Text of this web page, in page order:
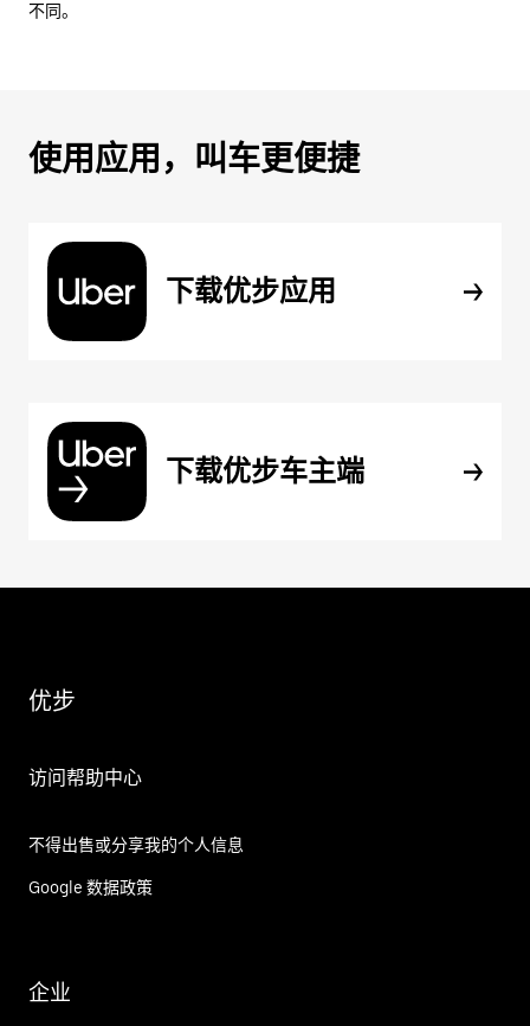
不同。
使用应用，叫车更便捷
下载优步应用
下载优步车主端
优步
访问帮助中心
不得出售或分享我的个人信息
Google 数据政策
企业